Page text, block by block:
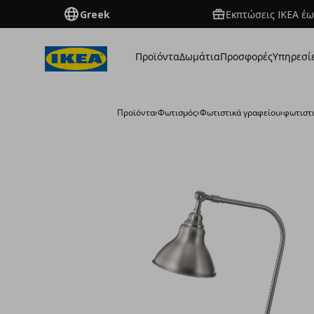
Greek Εκπτώσεις IKEA
ΠροϊόνταΔωμάτιαΠροσφορές
Προϊόντα›Φωτισμός›Φωτιστικά γραφείου›